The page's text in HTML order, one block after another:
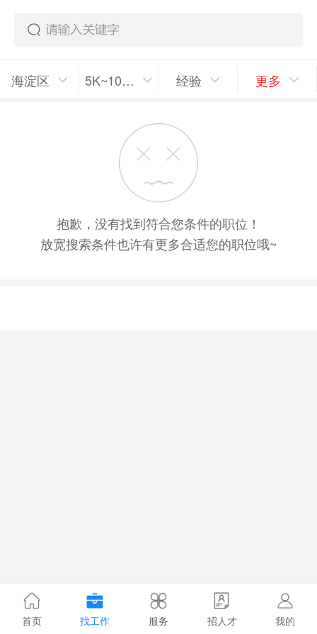
海淀区 5K~10K/月 经验 更多
抱歉，没有找到符合您条件的职位！
放宽搜索条件也许有更多合适您的职位哦~
首页 找工作 服务 招人才 我的